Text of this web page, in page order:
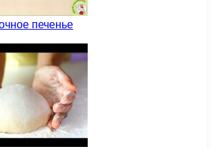
печенье